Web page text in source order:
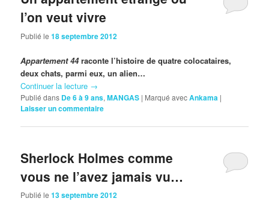
l’on veut vivre
Publié le18 septembre 2012
Appartement 44raconte l’histoire de quatre colocataires,
deux chats, parmi eux, un alien…
Continuer la lecture →
Publié dans De 6 à 9 ans,MANGAS | Marqué avecAnkama |
Laisser un commentaire
Sherlock Holmes comme
vous ne l’avez jamais vu…
Publié le13 septembre 2012